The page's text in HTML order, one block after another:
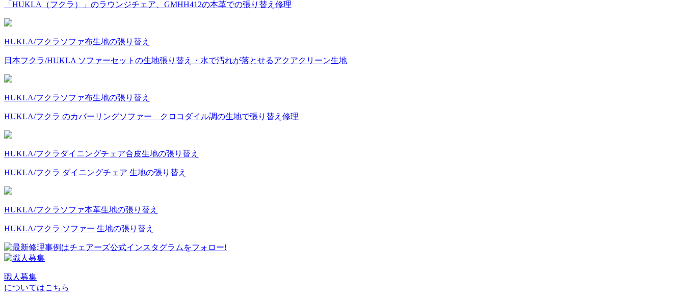
「HUKLA（フクラ）」のラウンジチェア、GMHH412の本革での張り替え修理
HUKLA/フクラ ソファ布生地の張り替え
日本フクラ/HUKLA ソファーセットの生地張り替え・水で汚れが落とせるアクアクリーン生地
HUKLA/フクラ ソファ布生地の張り替え
HUKLA/フクラ のカバーリングソファー クロコダイル調の生地で張り替え修理
HUKLA/フクラ ダイニングチェア合皮生地の張り替え
HUKLA/フクラ ダイニングチェア 生地の張り替え
HUKLA/フクラ ソファ本革生地の張り替え
HUKLA/フクラ ソファー 生地の張り替え
職人募集
についてはこちら